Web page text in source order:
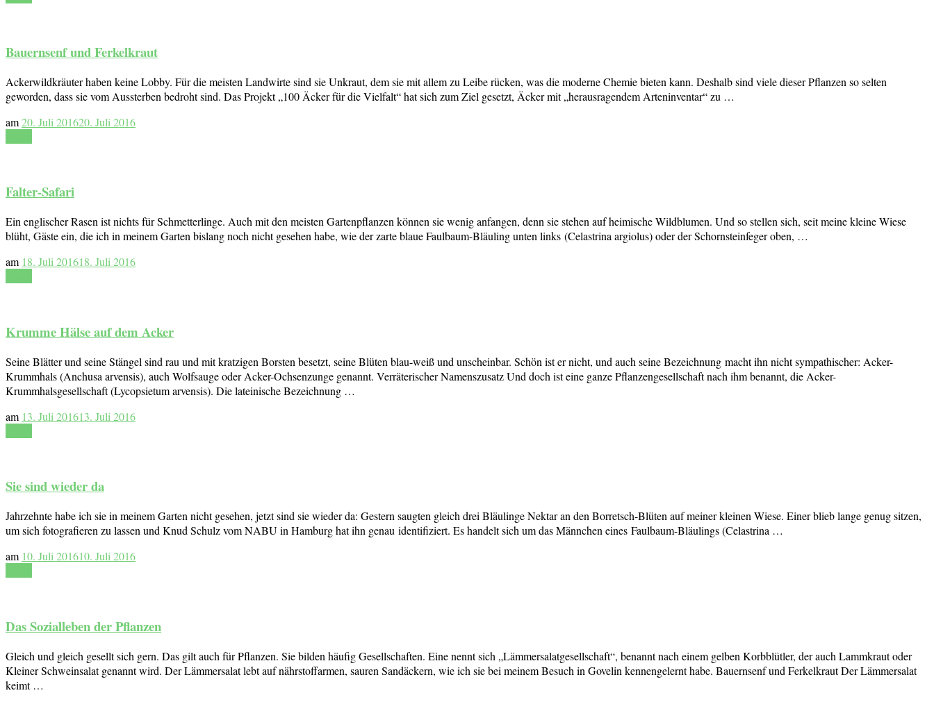
Bauernsenf und Ferkelkraut
Ackerwildkräuter haben keine Lobby. Für die meisten Landwirte sind sie Unkraut, dem sie mit allem zu Leibe rücken, was die moderne Chemie bieten kann. Deshalb sind viele dieser Pflanzen so selten
geworden, dass sie vom Aussterben bedroht sind. Das Projekt „100 Äcker für die Vielfalt“ hat sich zum Ziel gesetzt, Äcker mit „herausragendem Arteninventar“ zu …
am20. Juli 201620. Juli 2016
Falter-Safari
Ein englischer Rasen ist nichts für Schmetterlinge. Auch mit den meisten Gartenpflanzen können sie wenig anfangen, denn sie stehen auf heimische Wildblumen. Und so stellen sich, seit meine kleine Wiese
blüht, Gäste ein, die ich in meinem Garten bislang noch nicht gesehen habe, wie der zarte blaue Faulbaum-Bläuling unten links (Celastrina argiolus) oder der Schornsteinfeger oben, …
am 18. Juli 201618. Juli 2016
Krumme Hälse auf dem Acker
Seine Blätter und seine Stängel sind rau und mit kratzigen Borsten besetzt, seine Blüten blau-weiß und unscheinbar. Schön ist er nicht, und auch seine Bezeichnung macht ihn nicht sympathischer: Acker-
Krummhals (Anchusa arvensis), auch Wolfsauge oder Acker-Ochsenzunge genannt. Verräterischer Namenszusatz Und doch ist eine ganze Pflanzengesellschaft nach ihm benannt, die Acker-
Krummhalsgesellschaft (Lycopsietum arvensis). Die lateinische Bezeichnung …
am 13. Juli 201613. Juli 2016
Sie sind wieder da
Jahrzehnte habe ich sie in meinem Garten nicht gesehen, jetzt sind sie wieder da: Gestern saugten gleich drei Bläulinge Nektar an den Borretsch-Blüten auf meiner kleinen Wiese. Einer blieb lange genug sitzen,
um sich fotografieren zu lassen und Knud Schulz vom NABU in Hamburg hat ihn genau identifiziert. Es handelt sich um das Männchen eines Faulbaum-Bläulings (Celastrina …
am 10. Juli 201610. Juli 2016
Das Sozialleben der Pflanzen
Gleich und gleich gesellt sich gern. Das gilt auch für Pflanzen. Sie bilden häufig Gesellschaften. Eine nennt sich „Lämmersalatgesellschaft“, benannt nach einem gelben Korbblütler, der auch Lammkraut oder
Kleiner Schweinsalat genannt wird. Der Lämmersalat lebt auf nährstoffarmen, sauren Sandäckern, wie ich sie bei meinem Besuch in Govelin kennengelernt habe. Bauernsenf und Ferkelkraut Der Lämmersalat
keimt …